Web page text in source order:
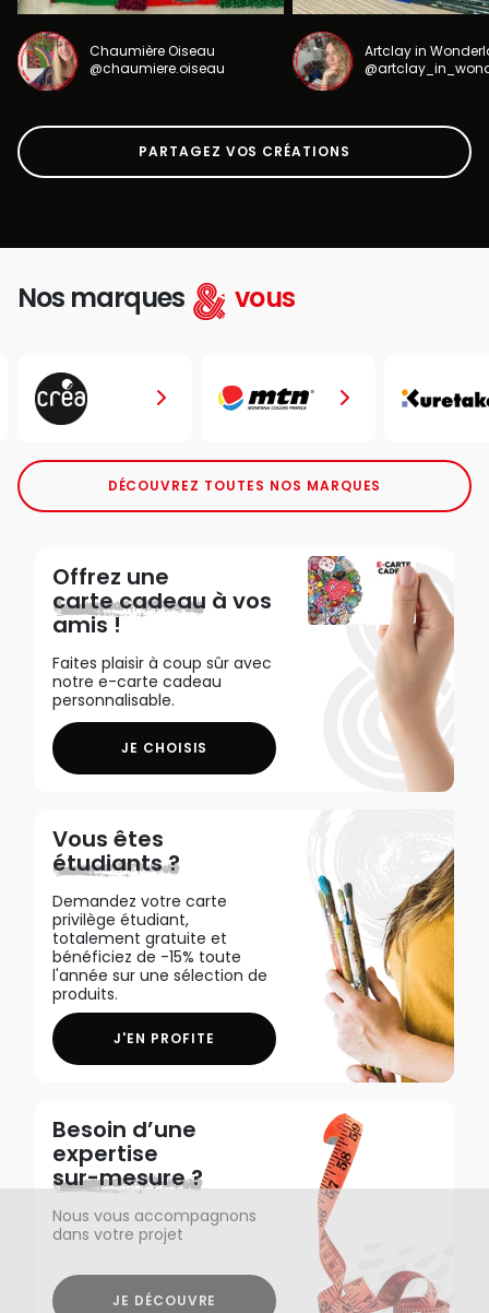
Chaumière Oiseau
@chaumiere.oiseau
Artclay in
PARTAGEZ VOS CRÉATIONS
Nos marques vous
DÉCOUVREZ TOUTES NOS MARQUES
Offrez une
carte cadeau à vos
amis !
Faites plaisir à coup sûr avec
notre e-carte cadeau
personnalisable.
JE CHOISIS
Vous êtes
étudiants ?
Demandez votre carte
privilège étudiant,
totalement gratuite et
bénéficiez de -15% toute
l'année sur une sélection de
produits.
J'EN PROFITE
Besoin d’une
expertise
sur-mesure ?
Nous vous accompagnons
dans votre projet
JE DÉCOUVRE